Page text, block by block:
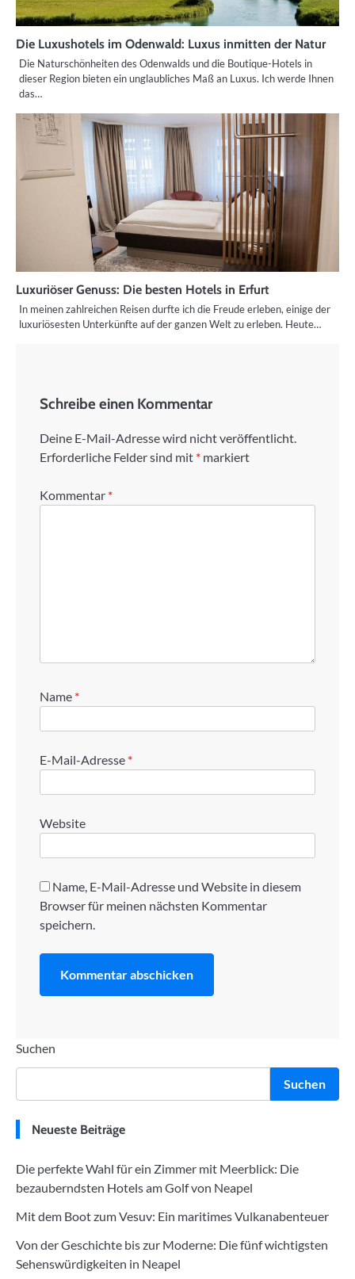
Die Luxushotels im Odenwald: Luxus inmitten der Natur
Die Naturschönheiten des Odenwalds und die Boutique-Hotels in
dieser Region bieten ein unglaubliches Maß an Luxus. Ich werde Ihnen
das…
Luxuriöser Genuss: Die besten Hotels in Erfurt
In meinen zahlreichen Reisen durfte ich die Freude erleben, einige der
luxuriösesten Unterkünfte auf der ganzen Welt zu erleben. Heute…
Schreibe einen Kommentar
Deine E-Mail-Adresse wird nicht veröffentlicht.
Erforderliche Felder sind mit * markiert
Kommentar *
Name *
E-Mail-Adresse *
Website
Name, E-Mail-Adresse und Website in diesem
Browser für meinen nächsten Kommentar
speichern.
Suchen
Suchen
Neueste Beiträge
Die perfekte Wahl für ein Zimmer mit Meerblick: Die
bezauberndsten Hotels am Golf von Neapel
Mit dem Boot zum Vesuv: Ein maritimes Vulkanabenteuer
Von der Geschichte bis zur Moderne: Die fünf wichtigsten
Sehenswürdigkeiten in Neapel